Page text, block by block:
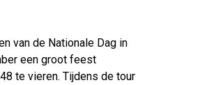
van de Nationale Dag in
een groot feest
te vieren. Tijdens de tour